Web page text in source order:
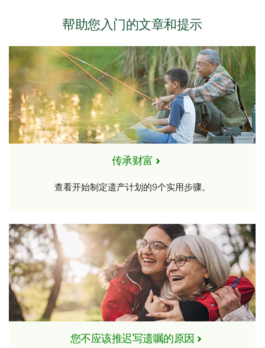
益人，则计入您的遗产。在某些情况下，如果受益人是您
的配偶或普通法伴侣，您的RRSP可以延税形式转让给他
们。有关更多具体信息，请咨询您当地的地方税务办公室
或法律和税务顾问。
帮助您入门的文章和提示
传承财富
查看开始制定遗产计划的9个实用步骤。
您不应该推迟写遗嘱的原因